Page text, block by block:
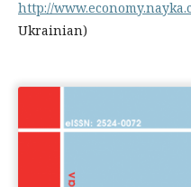
http://
Ukrainian)